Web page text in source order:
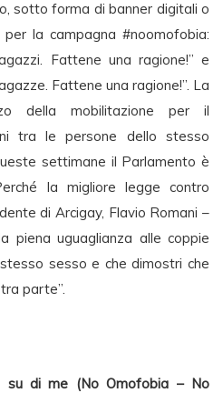
sotto forma di banner digitali o
la campagna #noomofobia:
Fattene una ragione!” e
Fattene una ragione!”. La
della mobilitazione per il
tra le persone dello stesso
settimane il Parlamento è
la migliore legge contro
di Arcigay, Flavio Romani –
piena uguaglianza alle coppie
sesso e che dimostri che
parte”.
su di me (No Omofobia – No